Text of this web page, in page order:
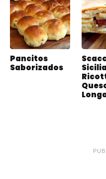
Pancitos
Saborizados